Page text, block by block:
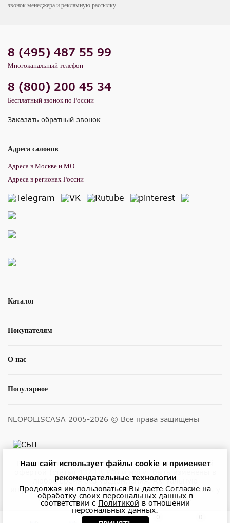
звонок менеджера и рекламную рассылку.
Каталог
Покупателям
О нас
Популярное
8 (495) 487 55 99
Многоканальный телефон
8 (800) 200 45 34
Бесплатный звонок по России
Заказать обратный звонок
Адреса салонов
Адреса в Москве и МО
Адреса в регионах России
NEOPOLISCASA 2005-2026 © Все права защищены
Размещенные на сайте цены не являются публичной
любое время без уведомления. Актуальную
информацию о ценах и наличии товара можно узнать у
менеджеров по телефону или в салонах.
Наш сайт использует файлы cookie и применяет
рекомендательные технологии
Продолжая им пользоваться Вы даете Согласие на
обработку своих персональных данных в
соответствии с Политикой в отношении
персональных данных.